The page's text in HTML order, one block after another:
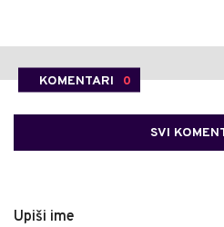
KOMENTARI 0
SVI
Upiši ime